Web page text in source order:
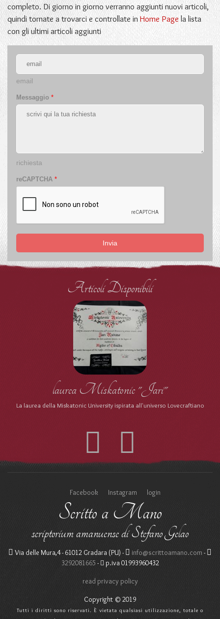
completo. Di giorno in giorno verranno aggiunti nuovi articoli,
quindi tornate a trovarci e controllate in Home Page la lista
con gli ultimi articoli aggiunti
email
Messaggio *
richiesta
reCAPTCHA *
Invia
Articoli Disponibili
laurea Miskatonic "Jari"
La laurea della Miskatonic University ispirata all'universo Lovecraftiano
Facebook Instagram login
Scritto a Mano
scriptorium amanuense di Stefano Gelao
Via delle Mura,4 - 61012 Gradara (PU) - info@scrittoamano.com -
3292081665 - p.iva 01993960432
read privacy policy
Copyright © 2019
Tutti i diritti sono riservati. È vietata qualsiasi utilizzazione, totale o